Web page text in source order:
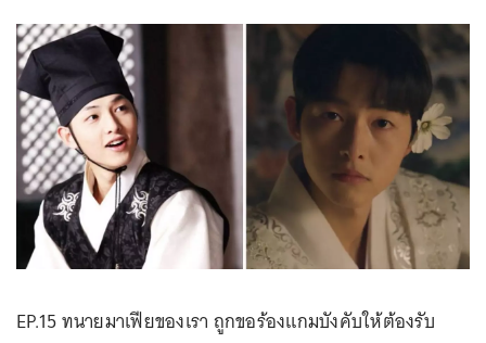
EP.15 ทนายมาเฟียของเรา ถูกขอร้องแกมบังคับให้ต้องรับ